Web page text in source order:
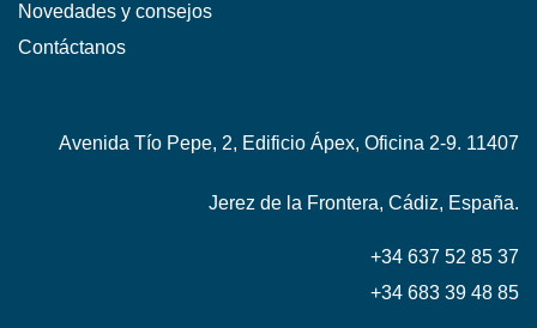
Novedades y consejos
Contáctanos
Avenida Tío Pepe, 2, Edificio Ápex, Oficina 2-9. 11407
Jerez de la Frontera, Cádiz, España.
+34 637 52 85 37
+34 683 39 48 85